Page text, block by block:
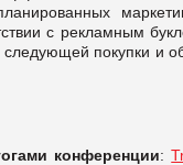
с рекламным
покупки и
конференции: